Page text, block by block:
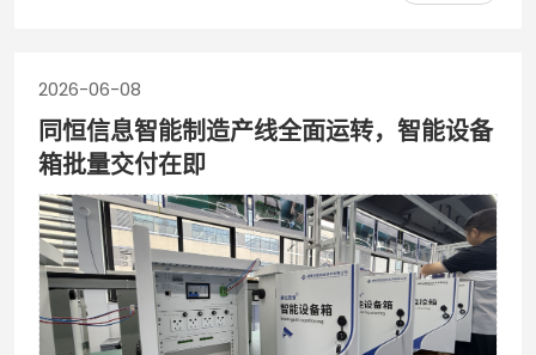
2026-06-08
同恒信息智能制造产线全面运转，智能设备
箱批量交付在即